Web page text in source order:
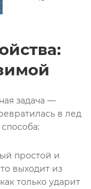
задача —
в лед
:
простой и
выходит из
как только ударит